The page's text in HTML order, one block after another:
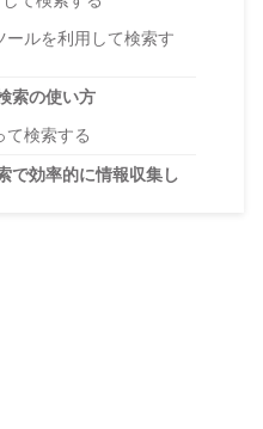
ルを利用して検索す
索の使い方
て検索する
で効率的に情報収集し